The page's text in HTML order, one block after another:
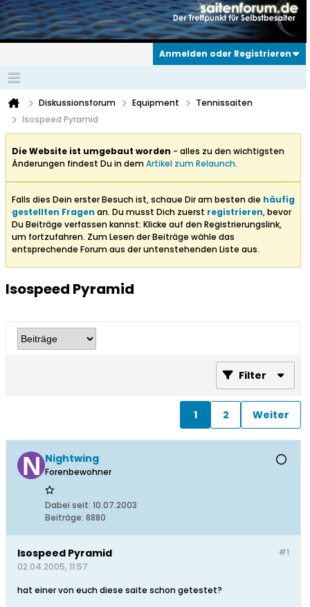
Anmelden oder Registrieren
Diskussionsforum Equipment
Tennissaiten
Isospeed Pyramid
Die Website ist umgebaut worden - alles zu den wichtigsten
Änderungen findest Du in demArtikel zum Relaunch.
Falls dies Dein erster Besuch ist, schaue Dir am besten die häufig
gestellten Fragen an. Du musst Dich zuerst registrieren, bevor
Du Beiträge verfassen kannst: Klicke auf den Registrierungslink,
um fortzufahren. Zum Lesen der Beiträge wähle das
entsprechende Forum aus der untenstehenden Liste aus.
Isospeed Pyramid
Filter
1 2 Weiter
Nightwing
Forenbewohner
Dabei seit: 10.07.2003
Beiträge: 8880
#1
Isospeed Pyramid
02.04.2005, 11:57
hat einer von euch diese saite schon getestet?